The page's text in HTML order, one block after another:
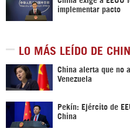
implementar pacto
LO MÁS LEÍDO DE
China alerta que no
Venezuela
Pekín: Ejército de
China